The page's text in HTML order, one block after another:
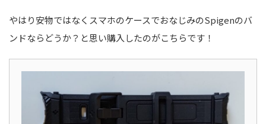
やはり安物ではなくスマホのケースでおなじみのSpigenのバ
ンドならどうか？と思い購入したのがこちらです！